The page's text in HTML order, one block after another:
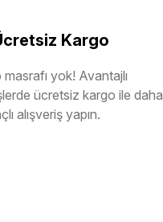
Kargo
yok! Avantajlı
ücretsiz kargo ile daha
alışveriş yapın.